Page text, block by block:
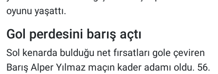
oyunu yaşattı.
Gol perdesini barış açtı
Sol kenarda bulduğu net fırsatları gole çeviren
Barış Alper Yılmaz maçın kader adamı oldu. 56.